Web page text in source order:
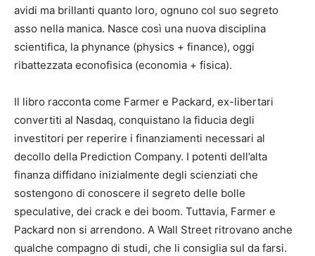
avidi ma brillanti quanto loro, ognuno col suo segreto
asso nella manica. Nasce così una nuova disciplina
scientifica, la phynance (physics + finance), oggi
ribattezzata econofisica (economia + fisica).
Il libro racconta come Farmer e Packard, ex-libertari
convertiti al Nasdaq, conquistano la fiducia degli
investitori per reperire i finanziamenti necessari al
decollo della Prediction Company. I potenti dell’alta
finanza diffidano inizialmente degli scienziati che
sostengono di conoscere il segreto delle bolle
speculative, dei crack e dei boom. Tuttavia, Farmer e
Packard non si arrendono. A Wall Street ritrovano anche
qualche compagno di studi, che li consiglia sul da farsi.